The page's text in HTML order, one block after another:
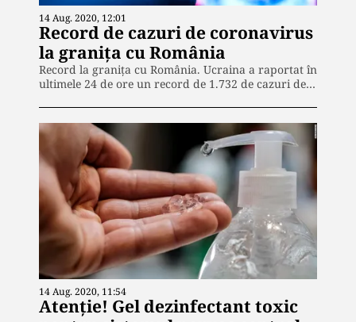
14 Aug. 2020, 12:01
Record de cazuri de coronavirus
la granița cu România
Record la granița cu România. Ucraina a raportat în
ultimele 24 de ore un record de 1.732 de cazuri de…
14 Aug. 2020, 11:54
Atenție! Gel dezinfectant toxic